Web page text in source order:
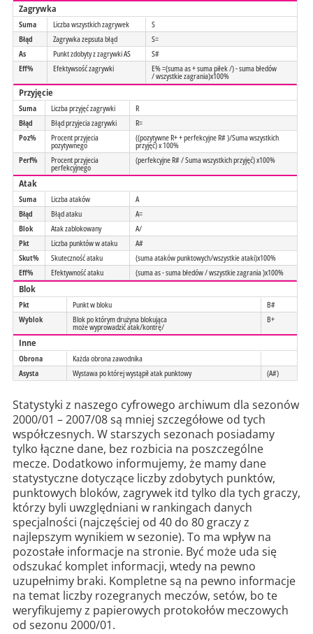
Zagrywka
Suma Liczba wszystkich zagrywek
S
Błąd
Zagrywka zepsuta błąd
S=
As
Punkt zdobyty z zagrywki AS
S#
Eff%
Efektywsość zagrywki E% =(suma as + suma piłek /) - suma błedów
/ wszystkie zagrania)x100%
Przyjęcie
Suma Liczba przyjęć zagrywki
R
Błąd
Błąd przyjecia zagrywki
R=
Poz%
Procent przyjecia
pozytywnego
((pozytywne R+ + perfekcyjne R# )/Suma wszystkich
przyjęć) x 100%
Perf%
Procent przyjecia
perfekcyjnego
(perfekcyjne R# / Suma wszystkich przyjęć) x100%
Atak
Suma Liczba ataków
A
Błąd
Błąd ataku
A=
Blok
Atak zablokowany
A/
Pkt
Liczba punktów w ataku
A#
Skut%
Skuteczność ataku
(suma ataków punktowych/wszystkie ataki)x100%
Eff%
Efektywność ataku (suma as - suma błedów / wszystkie zagrania )x100%
Blok
Pkt Punkt w bloku
B#
Wyblok
Blok po którym drużyna blokująca
może wyprowadzić atak/kontrę/
B+
Inne
Obrona
Każda obrona zawodnika
Asysta
Wystawa po której wystąpił atak punktowy (A#)
Statystyki z naszego cyfrowego archiwum dla sezonów
2000/01 – 2007/08 są mniej szczegółowe od tych
współczesnych. W starszych sezonach posiadamy
tylko łączne dane, bez rozbicia na poszczególne
mecze. Dodatkowo informujemy, że mamy dane
statystyczne dotyczące liczby zdobytych punktów,
punktowych bloków, zagrywek itd tylko dla tych graczy,
którzy byli uwzględniani w rankingach danych
specjalności (najczęściej od 40 do 80 graczy z
najlepszym wynikiem w sezonie). To ma wpływ na
pozostałe informacje na stronie. Być może uda się
odszukać komplet informacji, wtedy na pewno
uzupełnimy braki. Kompletne są na pewno informacje
na temat liczby rozegranych meczów, setów, bo te
weryfikujemy z papierowych protokołów meczowych
od sezonu 2000/01.